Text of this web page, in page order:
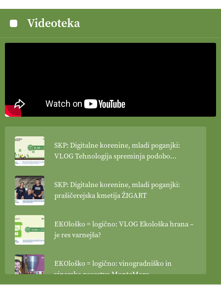
Videoteka
SKP: Digitalne korenine, mladi poganjki:
VLOG Tehnologija spreminja podobo
SKP: Digitalne korenine, mladi poganjki:
prašičerejska kmetija ŽIGART
EKOloško = logično: VLOG Ekološka hrana –
je res varnejša?
EKOloško = logično: vinogradniško in
vinarsko posestvo MonteMoro